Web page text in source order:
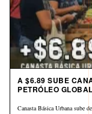
A $6.89 SUBE
PETRÓLEO
Canasta Básica Urbana sube